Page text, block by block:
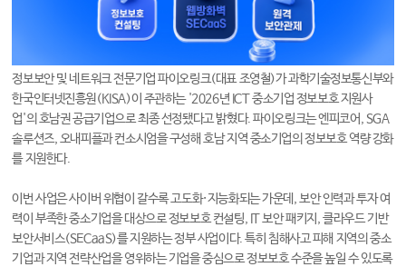
정보보안 및 네트워크 전문기업 파이오링크(대표 조영철)가 과학기술정보통신부와
한국인터넷진흥원(KISA)이 주관하는 '2026년 ICT 중소기업 정보보호 지원사
업'의 호남권 공급기업으로 최종 선정됐다고 밝혔다. 파이오링크는 엔피코어, SGA
솔루션즈, 오내피플과 컨소시엄을 구성해 호남 지역 중소기업의 정보보호 역량 강화
를 지원한다.
이번 사업은 사이버 위협이 갈수록 고도화·지능화되는 가운데, 보안 인력과 투자 여
력이 부족한 중소기업을 대상으로 정보보호 컨설팅, IT 보안 패키지, 클라우드 기반
보안서비스(SECaaS)를 지원하는 정부 사업이다. 특히 침해사고 피해 지역의 중소
기업과 지역 전략산업을 영위하는 기업을 중심으로 정보보호 수준을 높일 수 있도록